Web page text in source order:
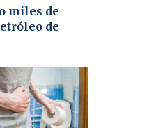
miles de
de